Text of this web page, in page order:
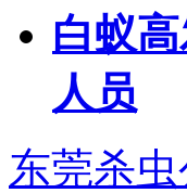
白蚁
人员
东莞杀虫